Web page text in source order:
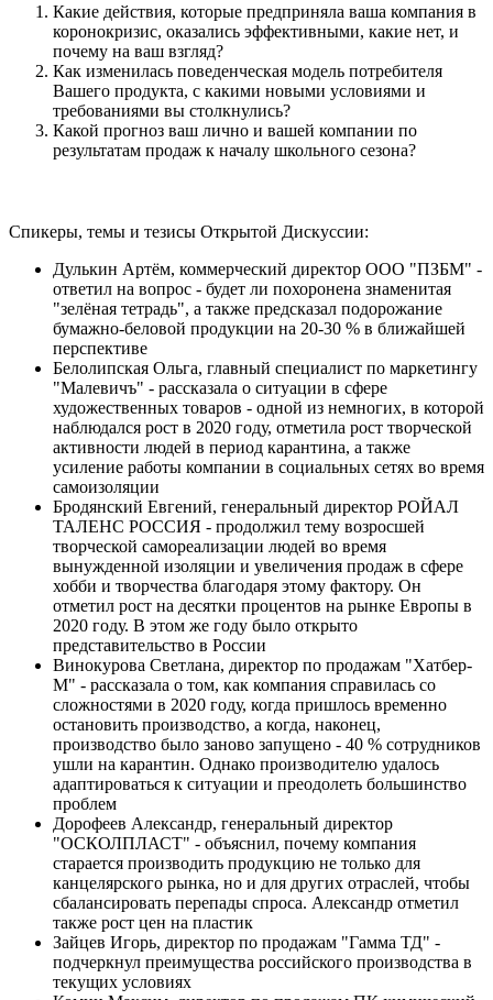
Какие действия, которые предприняла ваша компания в
коронокризис, оказались эффективными, какие нет, и
почему на ваш взгляд?
Как изменилась поведенческая модель потребителя
Вашего продукта, с какими новыми условиями и
требованиями вы столкнулись?
Какой прогноз ваш лично и вашей компании по
результатам продаж к началу школьного сезона?
Спикеры, темы и тезисы Открытой Дискуссии:
Дулькин Артём, коммерческий директор ООО "ПЗБМ" -
ответил на вопрос - будет ли похоронена знаменитая
"зелёная тетрадь", а также предсказал подорожание
бумажно-беловой продукции на 20-30 % в ближайшей
перспективе
Белолипская Ольга, главный специалист по маркетингу
"Малевичъ" - рассказала о ситуации в сфере
художественных товаров - одной из немногих, в которой
наблюдался рост в 2020 году, отметила рост творческой
активности людей в период карантина, а также
усиление работы компании в социальных сетях во время
самоизоляции
Бродянский Евгений, генеральный директор РОЙАЛ
ТАЛЕНС РОССИЯ - продолжил тему возросшей
творческой самореализации людей во время
вынужденной изоляции и увеличения продаж в сфере
хобби и творчества благодаря этому фактору. Он
отметил рост на десятки процентов на рынке Европы в
2020 году. В этом же году было открыто
представительство в России
Винокурова Светлана, директор по продажам "Хатбер-
М" - рассказала о том, как компания справилась со
сложностями в 2020 году, когда пришлось временно
остановить производство, а когда, наконец,
производство было заново запущено - 40 % сотрудников
ушли на карантин. Однако производителю удалось
адаптироваться к ситуации и преодолеть большинство
проблем
Дорофеев Александр, генеральный директор
"ОСКОЛПЛАСТ" - объяснил, почему компания
старается производить продукцию не только для
канцелярского рынка, но и для других отраслей, чтобы
сбалансировать перепады спроса. Александр отметил
также рост цен на пластик
Зайцев Игорь, директор по продажам "Гамма ТД" -
подчеркнул преимущества российского производства в
текущих условиях